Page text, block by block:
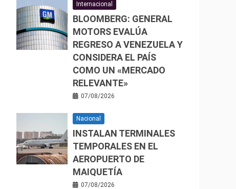
Internacional
BLOOMBERG: GENERAL
MOTORS EVALÚA
REGRESO A VENEZUELA Y
CONSIDERA EL PAÍS
COMO UN «MERCADO
RELEVANTE»
07/08/2026
Nacional
INSTALAN TERMINALES
TEMPORALES EN EL
AEROPUERTO DE
MAIQUETÍA
07/08/2026